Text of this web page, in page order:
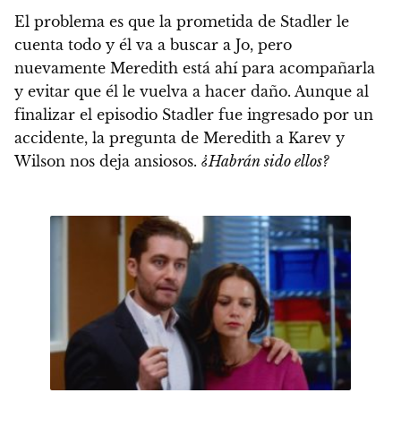
El problema es que la prometida de Stadler le
cuenta todo y él va a buscar a Jo, pero
nuevamente Meredith está ahí para acompañarla
y evitar que él le vuelva a hacer daño. Aunque al
finalizar el episodio Stadler fue ingresado por un
accidente, la pregunta de Meredith a Karev y
Wilson nos deja ansiosos. ¿Habrán sido ellos?